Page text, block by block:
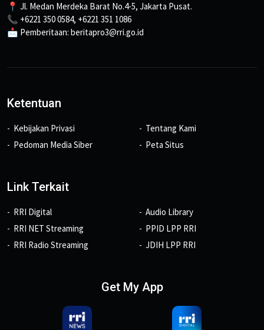
📍 Jl. Medan Merdeka Barat No.4-5, Jakarta Pusat.
📞 +6221 350 0584, +6221 351 1086
📩 Pemberitaan: beritapro3@rri.go.id
Ketentuan
Kebijakan Privasi
Pedoman Media Siber
Tentang Kami
Peta Situs
Link Terkait
RRI Digital
RRI NET Streaming
RRI Radio Streaming
Audio Library
PPID LPP RRI
JDIH LPP RRI
Get My App